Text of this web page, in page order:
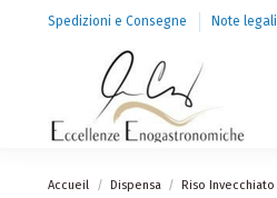
Spedizioni e Consegne Note legali
Accueil Dispensa Riso Invecchiato